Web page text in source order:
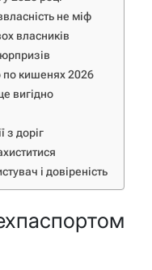
не міф
власників
по кишенях 2026
вигідно
з доріг
і довіреність